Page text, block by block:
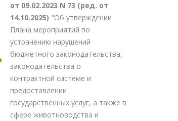
от 09.02.2023 N 73 (ред. от
14.10.2025) "Об утверждении
Плана мероприятий по
устранению нарушений
бюджетного законодательства,
законодательства о
контрактной системе и
предоставлении
государственных услуг, а также в
сфере животноводства и